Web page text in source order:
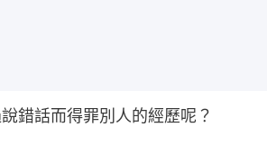
錯話而得罪別人的經歷呢？